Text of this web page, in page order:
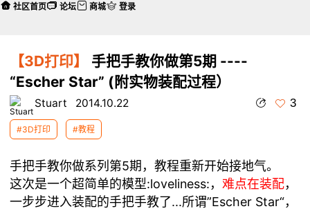
【3D打印】
手把手教你做第5期 ----
“Escher Star” (附实物装配过程）
Stuart 2014.10.22 3
#3D打印 #教程
手把手教你做系列第5期，教程重新开始接地气。
这次是一个超简单的模型:loveliness:， 难点在装配，
一步步进入装配的手把手教了...所谓”Escher Star“，
社区首页 论坛 商城 登录